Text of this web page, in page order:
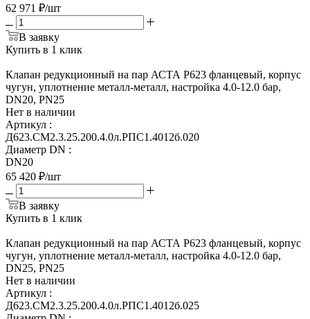
62 971 ₽/шт
В заявку
Купить в 1 клик
Клапан редукционный на пар АСТА Р623 фланцевый, корпус
чугун, уплотнение металл-металл, настройка 4.0-12.0 бар,
DN20, PN25
Нет в наличии
Артикул :
Д623.СМ2.3.25.200.4.0л.РПС1.4012б.020
Диаметр DN :
DN20
65 420 ₽/шт
В заявку
Купить в 1 клик
Клапан редукционный на пар АСТА Р623 фланцевый, корпус
чугун, уплотнение металл-металл, настройка 4.0-12.0 бар,
DN25, PN25
Нет в наличии
Артикул :
Д623.СМ2.3.25.200.4.0л.РПС1.4012б.025